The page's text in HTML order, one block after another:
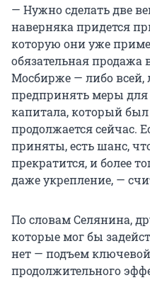
— Нужно сделать две
наверняка придется
которую они уже
обязательная
Мосбирже — либо всей,
предпринять меры
капитала, который
продолжается сейчас.
приняты, есть шанс,
прекратится, и более
даже укрепление, —
По словам Селянина,
которые мог бы
нет — подъем
продолжительного